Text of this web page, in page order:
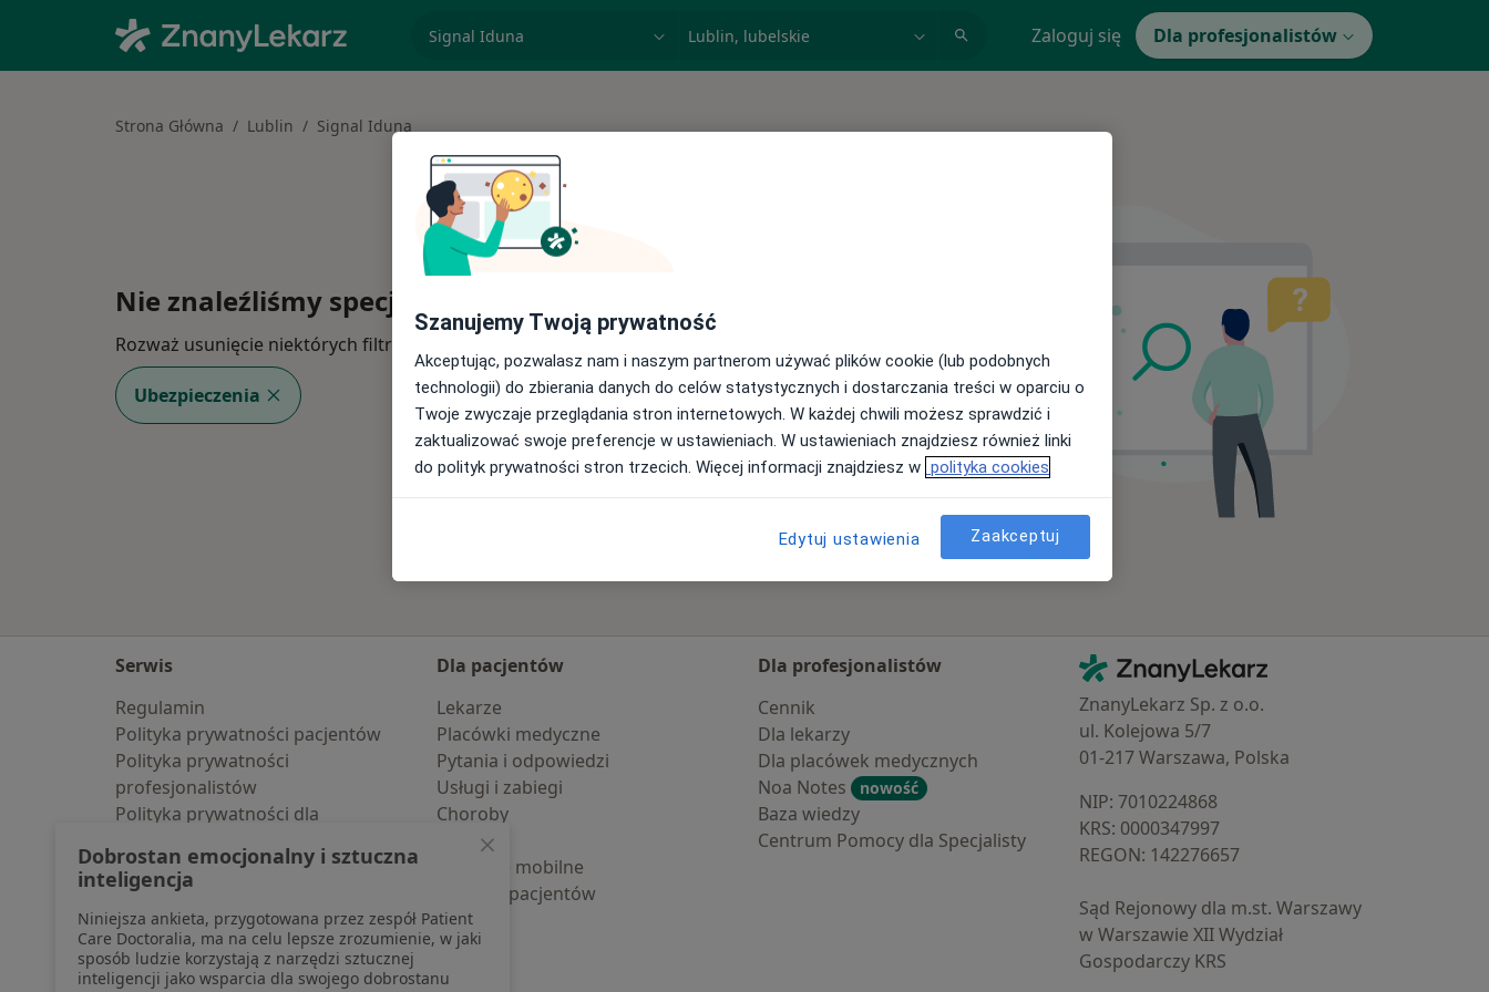
Zaloguj się Dla profesjonalistów
Strona Główna Lublin Signal Iduna
Nie znaleźliśmy specjalistów spełniających podane kryteria
Rozważ usunięcie niektórych filtrów:
Ubezpieczenia
Serwis
Regulamin
Polityka prywatności pacjentów
Polityka prywatności
profesjonalistów
Polityka prywatności dla
pozyskaliśmy samodzielnie
Polityka cookies
Jak działają wyniki wyszukiwania
Dostępność
O nas
Dla pacjentów
Lekarze
Placówki medyczne
Pytania i odpowiedzi
Usługi i zabiegi
Choroby
Pomoc
Aplikacje mobilne
Blog dla pacjentów
Dla profesjonalistów
Cennik
Dla lekarzy
Dla placówek medycznych
Noa Notes
nowość
Baza wiedzy
Centrum Pomocy dla Specjalisty
Kontakt
ZnanyLekarz - Strona główna
ZnanyLekarz Sp. z o.o.
ul. Kolejowa 5/7
01-217 Warszawa, Polska
NIP: ⁠7010224868
KRS: ⁠0000347997
REGON: ⁠142276657
Sąd Rejonowy dla m.st. Warszawy
w Warszawie XII Wydział
Gospodarczy KRS
Szanujemy Twoją prywatność
Akceptując, pozwalasz nam i naszym partnerom używać plików cookie (lub podobnych
technologii) do zbierania danych do celów statystycznych i dostarczania treści w oparciu o
Twoje zwyczaje przeglądania stron internetowych. W każdej chwili możesz sprawdzić i
zaktualizować swoje preferencje w ustawieniach. W ustawieniach znajdziesz również linki
do polityk prywatności stron trzecich. Więcej informacji znajdziesz w polityka cookies
Edytuj ustawienia Zaakceptuj
Dobrostan emocjonalny i sztuczna
inteligencja
Niniejsza ankieta, przygotowana przez zespół Patient
Care Doctoralia, ma na celu lepsze zrozumienie, w jaki
sposób ludzie korzystają z narzędzi sztucznej
inteligencji jako wsparcia dla swojego dobrostanu